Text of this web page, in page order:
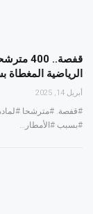
قفصة..
الرياضية المغطاة
أبريل 14, 2025
#قفصة. #مترشحا #لمادة
#بسبب #الأمطار…